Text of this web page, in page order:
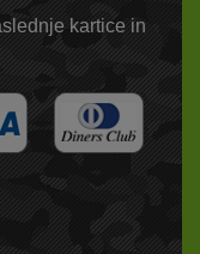
kartice in